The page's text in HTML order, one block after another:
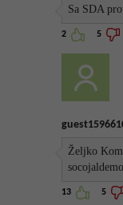
Sa SDA
2 5
Željko
13 5